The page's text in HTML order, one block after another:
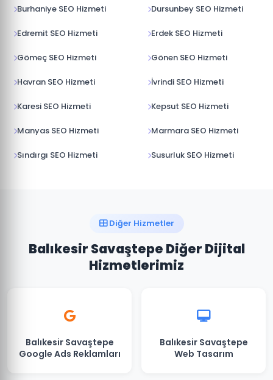
Burhaniye SEO Hizmeti Dursunbey SEO Hizmeti
Edremit SEO Hizmeti Erdek SEO Hizmeti
Gömeç SEO Hizmeti Gönen SEO Hizmeti
Havran SEO Hizmeti İvrindi SEO Hizmeti
Karesi SEO Hizmeti Kepsut SEO Hizmeti
Manyas SEO Hizmeti Marmara SEO Hizmeti
Sındırgı SEO Hizmeti Susurluk SEO Hizmeti
Diğer Hizmetler
Balıkesir Savaştepe Diğer Dijital
Hizmetlerimiz
Balıkesir Savaştepe
Google Ads Reklamları
Balıkesir Savaştepe
Web Tasarım